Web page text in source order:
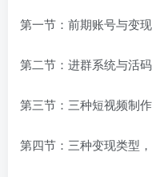
第一节：前期账号与变
第二节：进群系统与活
第三节：三种短视频制作
第四节：三种变现类型